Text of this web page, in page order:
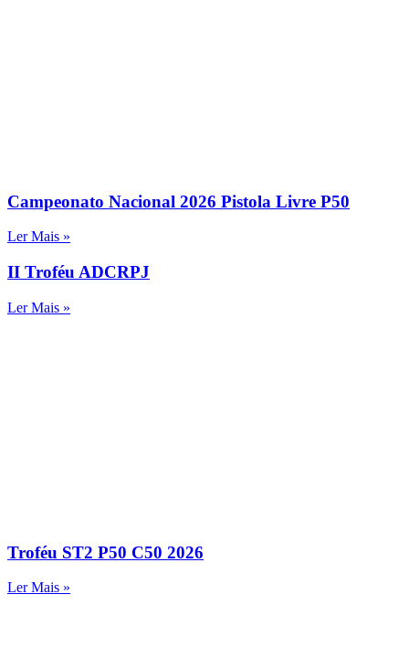
Campeonato Nacional 2026 Pistola Livre P50
Ler Mais »
II Troféu ADCRPJ
Ler Mais »
Troféu ST2 P50 C50 2026
Ler Mais »